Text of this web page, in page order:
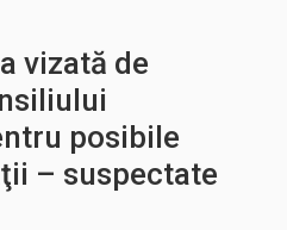
vizată de
posibile
– suspectate